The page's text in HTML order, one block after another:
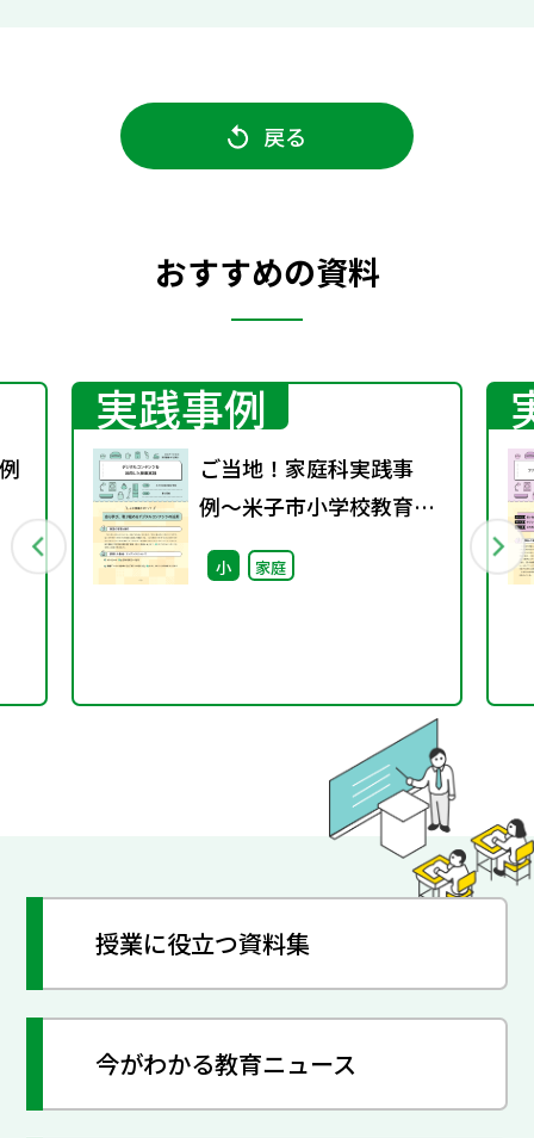
戻る
おすすめの資料
実践事例
ご当地！家庭科実践事
例〜米子市小学校教育研
究会 家庭科部会（鳥取
県）〜
小 家庭
授業に役立つ資料集
今がわかる教育ニュース